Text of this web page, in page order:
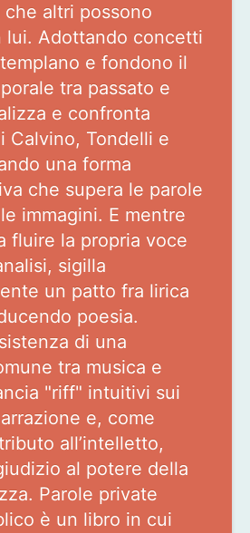
altri possono
lui. Adottando concetti
e fondono il
tra passato e
e confronta
Calvino, Tondelli e
una forma
che supera le parole
immagini. E mentre
fluire la propria voce
sigilla
un patto fra lirica
poesia.
di una
tra musica e
"riff" intuitivi sui
e, come
all’intelletto,
al potere della
Parole private
è un libro in cui